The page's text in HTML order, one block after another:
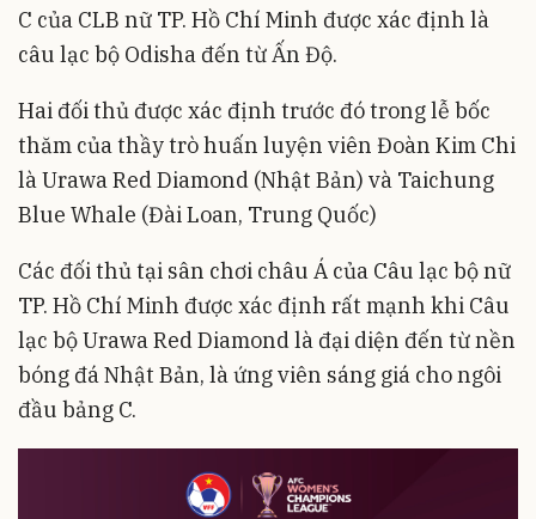
C của CLB nữ TP. Hồ Chí Minh được xác định là
câu lạc bộ Odisha đến từ Ấn Độ.
Hai đối thủ được xác định trước đó trong lễ bốc
thăm của thầy trò huấn luyện viên Đoàn Kim Chi
là Urawa Red Diamond (Nhật Bản) và Taichung
Blue Whale (Đài Loan, Trung Quốc)
Các đối thủ tại sân chơi châu Á của Câu lạc bộ nữ
TP. Hồ Chí Minh được xác định rất mạnh khi Câu
lạc bộ Urawa Red Diamond là đại diện đến từ nền
bóng đá Nhật Bản, là ứng viên sáng giá cho ngôi
đầu bảng C.